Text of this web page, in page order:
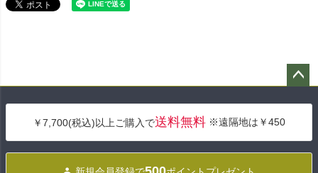
へ
￥7,700(税込)以上ご購入で送料無料 ※遠隔地は￥450